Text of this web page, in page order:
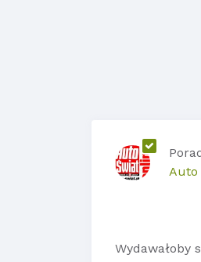
Auto
Wydawałoby